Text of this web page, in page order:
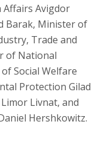
Avigdor
Barak, Minister of
Trade and
of National
Social Welfare
Protection Gilad
Livnat, and
Hershkowitz.